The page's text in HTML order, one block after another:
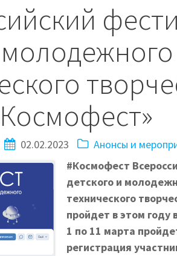
02.02.2023 Анонсы и
#Космофест
детского и
технического
пройдет в этом году
1 по 11 марта
регистрация